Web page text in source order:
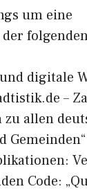
um eine
digitale
–
zu allen
Gemeinden“
Code: